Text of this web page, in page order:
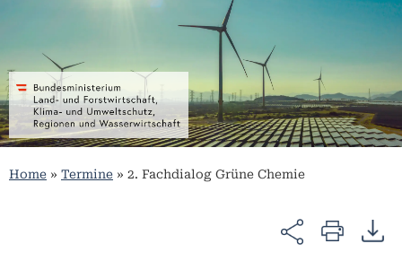
Home » Termine » 2. Fachdialog Grüne Chemie